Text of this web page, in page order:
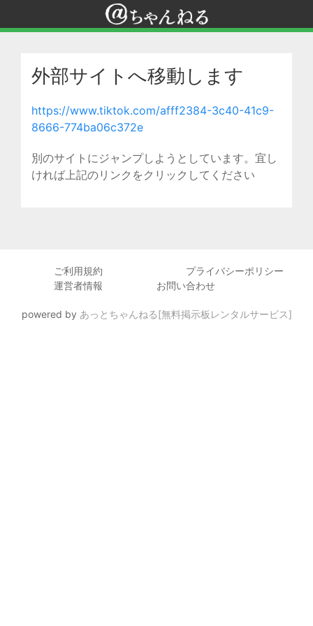
外部サイトへ移動します
https://www.tiktok.com/afff2384-3c40-41c9-
8666-774ba06c372e
別のサイトにジャンプしようとしています。宜し
ければ上記のリンクをクリックしてください
ご利用規約
プライバシーポリシー
運営者情報
お問い合わせ
powered by あっとちゃんねる[無料掲示板レンタルサービス]